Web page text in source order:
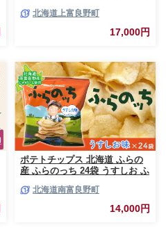
スクリーム ジェラート デザー
ト ギフト 贈呈 贈り物 ミルク
生乳 牛乳 お菓子 スイーツ 冷凍
北海道上富良野町
17,000円
ポテトチップス 北海道 ふらの
産 ふらのっち 24袋 うすしお ふ
スナック スナック菓子 ポテト
チップ チップス ポテト 芋 菓子
お菓子 おやつ 箱 農協 ギフト
北海道南富良野町
14,000円